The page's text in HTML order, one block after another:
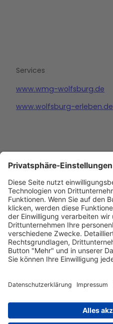
Services
www.wmg-wolfsburg.de
www.wolfsburg-erleben.de
Datenschutz